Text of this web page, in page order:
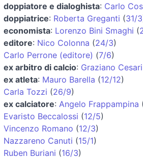
doppiatore e dialoghista: Carlo
doppiatrice: Roberta Greganti (31/3
economista: Lorenzo Bini Smaghi (
editore: Nico Colonna (24/3)
Carlo Perrone (editore) (7/6)
ex arbitro di calcio: Graziano Cesari
ex atleta: Mauro Barella (12/12)
Carla Tozzi (26/9)
ex calciatore: Angelo Frappampina
Evaristo Beccalossi (12/5)
Vincenzo Romano (12/3)
Nazzareno Canuti (15/1)
Ruben Buriani (16/3)